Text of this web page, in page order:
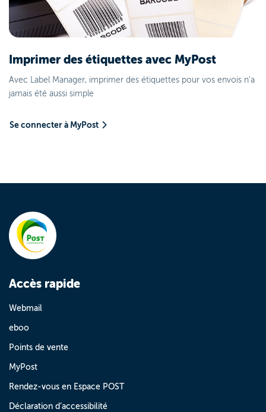
Imprimer des étiquettes avec MyPost
Avec Label Manager, imprimer des étiquettes pour vos envois n'a
jamais été aussi simple
Se connecter à MyPost
Accès rapide
Webmail
eboo
Points de vente
MyPost
Rendez-vous en Espace POST
Déclaration d’accessibilité